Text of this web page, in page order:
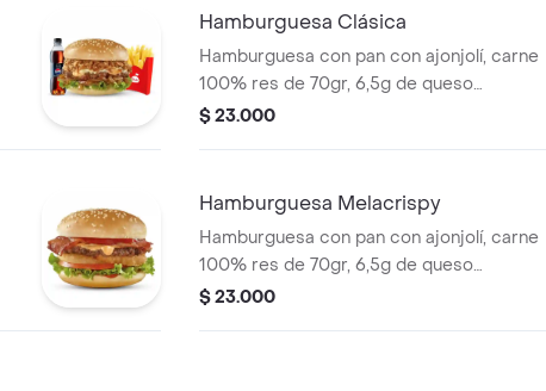
pequeñas, una copa de salsa Presto y
bebida de 400ml.
Hamburguesa Clásica
Hamburguesa con pan con ajonjolí, carne
100% res de 70gr, 6,5g de queso
cheddar, salsa de tomate y mostaza, con
$ 23.000
Hamburguesa Melacrispy
Hamburguesa con pan con ajonjolí, carne
100% res de 70gr, 6,5g de queso
cheddar, con dos tipos de cebolla:
$ 23.000